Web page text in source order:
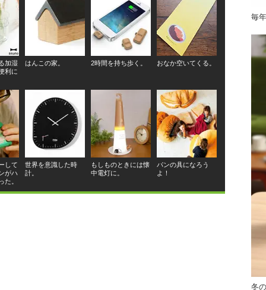
加湿
利に
はんこの家。 2時間を持ち歩く。 おなか空いてくる。
して
がハ
た。
世界を意識した時
計。
もしものときには懐
中電灯に。
パンの具になろう
よ！
毎
冬